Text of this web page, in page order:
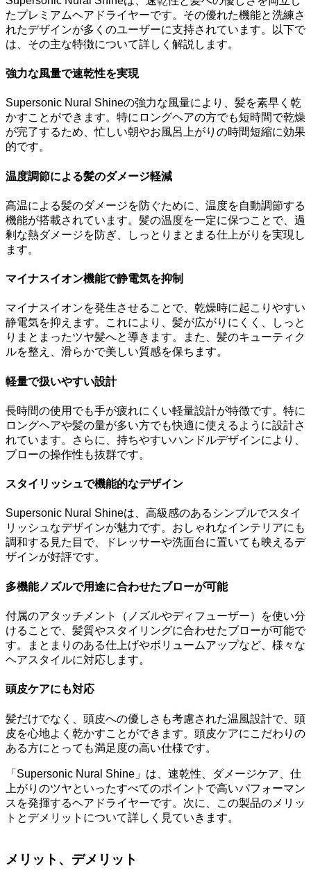
たプレミアムヘアドライヤーです。その優れた機能と洗練さ
れたデザインが多くのユーザーに支持されています。以下で
は、その主な特徴について詳しく解説します。
強力な風量で速乾性を実現
Supersonic Nural Shineの強力な風量により、髪を素早く乾
かすことができます。特にロングヘアの方でも短時間で乾燥
が完了するため、忙しい朝やお風呂上がりの時間短縮に効果
的です。
温度調節による髪のダメージ軽減
高温による髪のダメージを防ぐために、温度を自動調節する
機能が搭載されています。髪の温度を一定に保つことで、過
剰な熱ダメージを防ぎ、しっとりまとまる仕上がりを実現し
ます。
マイナスイオン機能で静電気を抑制
マイナスイオンを発生させることで、乾燥時に起こりやすい
静電気を抑えます。これにより、髪が広がりにくく、しっと
りまとまったツヤ髪へと導きます。また、髪のキューティク
ルを整え、滑らかで美しい質感を保ちます。
軽量で扱いやすい設計
長時間の使用でも手が疲れにくい軽量設計が特徴です。特に
ロングヘアや髪の量が多い方でも快適に使えるように設計さ
れています。さらに、持ちやすいハンドルデザインにより、
ブローの操作性も抜群です。
スタイリッシュで機能的なデザイン
Supersonic Nural Shineは、高級感のあるシンプルでスタイ
リッシュなデザインが魅力です。おしゃれなインテリアにも
調和する見た目で、ドレッサーや洗面台に置いても映えるデ
ザインが好評です。
多機能ノズルで用途に合わせたブローが可能
付属のアタッチメント（ノズルやディフューザー）を使い分
けることで、髪質やスタイリングに合わせたブローが可能で
す。まとまりのある仕上げやボリュームアップなど、様々な
ヘアスタイルに対応します。
頭皮ケアにも対応
髪だけでなく、頭皮への優しさも考慮された温風設計で、頭
皮を心地よく乾かすことができます。頭皮ケアにこだわりの
ある方にとっても満足度の高い仕様です。
「Supersonic Nural Shine」は、速乾性、ダメージケア、仕
上がりのツヤといったすべてのポイントで高いパフォーマン
スを発揮するヘアドライヤーです。次に、この製品のメリッ
トとデメリットについて詳しく見ていきます。
メリット、デメリット